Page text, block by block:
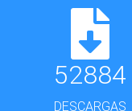
52884
DESCARGAS